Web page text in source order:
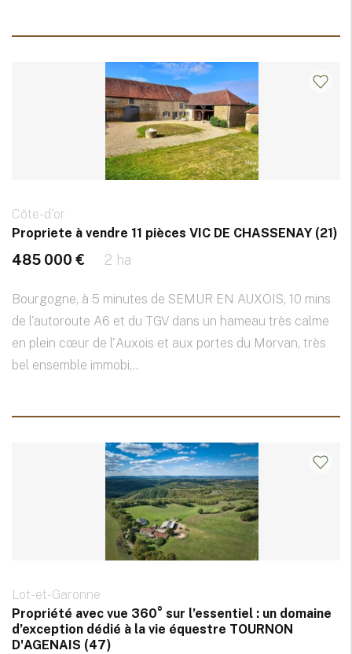
Côte-d'or
Propriete à vendre 11 pièces VIC DE CHASSENAY (21)
485 000 € 2 ha
Bourgogne, à 5 minutes de SEMUR EN AUXOIS, 10 mins
de l'autoroute A6 et du TGV dans un hameau très calme
en plein cœur de l'Auxois et aux portes du Morvan, très
bel ensemble immobi...
Lot-et-Garonne
Propriété avec vue 360° sur l’essentiel : un domaine
d’exception dédié à la vie équestre TOURNON
D'AGENAIS (47)